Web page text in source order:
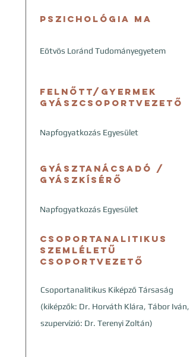
Pszichológia MA
Eötvös Loránd Tudományegyetem
felnőtt/gyermek
GYÁSZCSOPORTVEZETŐ
Napfogyatkozás Egyesület
Gyásztanácsadó /
Gyászkísérő
Napfogyatkozás Egyesület
Csoportanalitikus
szemléletű
csoportvezető
Csoportanalitikus Kiképző Társaság
(kiképzők: Dr. Horváth Klára, Tábor Iván,
szupervízió: Dr. Terenyi Zoltán)